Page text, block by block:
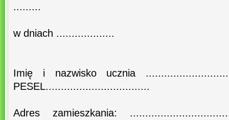
.........
w dniach ...................
Imię i nazwisko ucznia
PESEL..................................
Adres zamieszkania: